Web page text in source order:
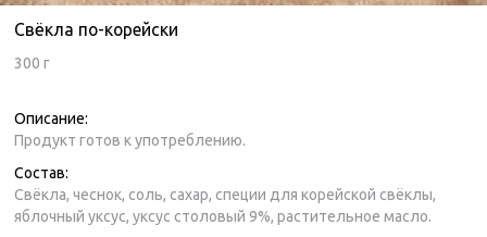
Свёкла по-корейски
300 г
Описание:
Продукт готов к употреблению.
Состав:
Свёкла, чеснок, соль, сахар, специи для корейской свёклы,
яблочный уксус, уксус столовый 9%, растительное масло.